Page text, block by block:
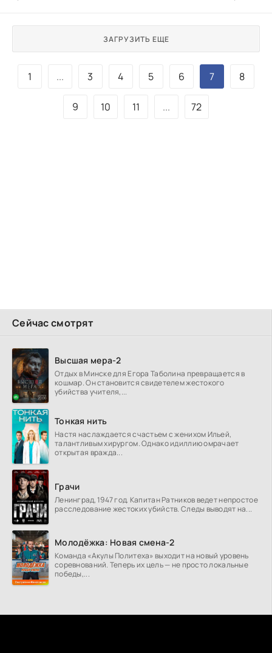
Сейчас смотрят
Высшая мера-2
Отдых в Минске для Егора Таболина превращается в
кошмар. Он становится свидетелем жестокого
убийства учителя,...
Тонкая нить
Настя наслаждается счастьем с женихом Ильей,
талантливым хирургом. Однако идиллию омрачает
открытая вражда...
Грачи
Ленинград, 1947 год. Капитан Ратников ведет непростое
расследование жестоких убийств. Следы выводят на...
Молодёжка: Новая смена-2
Команда «Акулы Политеха» выходит на новый уровень
соревнований. Теперь их цель — не просто локальные
победы,...
ЗАГРУЗИТЬ ЕЩЕ
1 ... 3 4 5 6 7 8
9 10 11 ... 72